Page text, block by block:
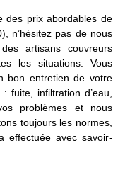
des prix abordables de
n’hésitez pas de nous
artisans couvreurs
les situations. Vous
bon entretien de votre
fuite, infiltration d’eau,
problèmes et nous
toujours les normes,
effectuée avec savoir-